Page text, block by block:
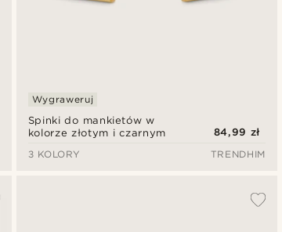
Spinki do mankietów w
kolorze złotym i czarnym
Wygraweruj
84,99 zł
3 KOLORY
TRENDHIM